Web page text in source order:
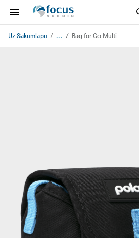
Uz Sākumlapu ... Bag for Go Multi